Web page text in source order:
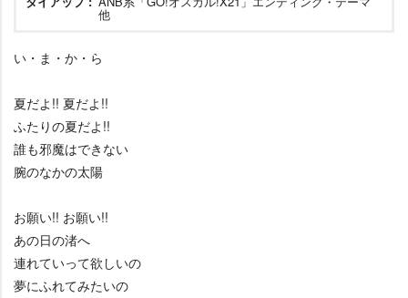
他
い・ま・か・ら
夏だよ!! 夏だよ!!
ふたりの夏だよ!!
誰も邪魔はできない
腕のなかの太陽
お願い!! お願い!!
あの日の渚へ
連れていって欲しいの
夢にふれてみたいの